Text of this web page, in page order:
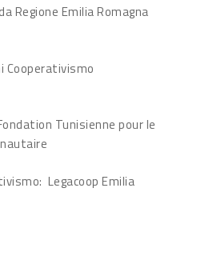
Regione Emilia Romagna
Cooperativismo
Tunisienne pour le
Legacoop Emilia